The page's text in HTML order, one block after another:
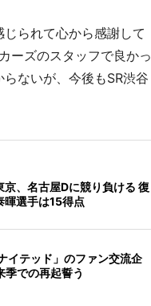
られて心から感謝して
ーズのスタッフで良かっ
ないが、今後もSR渋谷
京、名古屋Dに競り負ける 復
暉選手は15得点
イテッド」のファン交流企
季での再起誓う